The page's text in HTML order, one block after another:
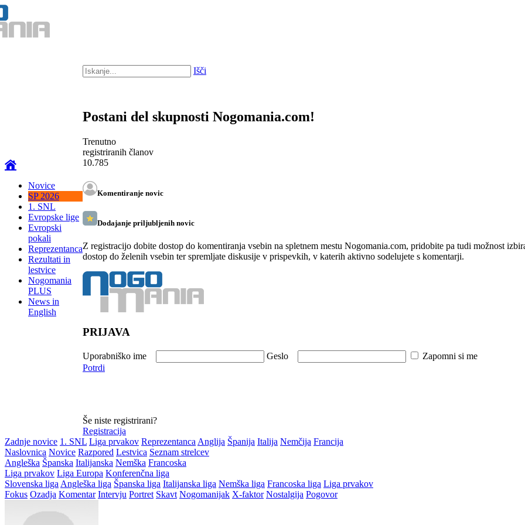
Novice
SP 2026
1. SNL
Evropske lige
Evropski
pokali
Reprezentanca
Rezultati in
lestvice
Nogomania
PLUS
News in
English
Išči
Postani del skupnosti Nogomania.com!
Trenutno
registriranih članov
10.785
Komentiranje novic
Dodajanje priljubljenih novic
Z registracijo dobite dostop do komentiranja vsebin na spletnem mestu Nogomania.com, pridobite pa tudi možnost
dostop do želenih vsebin ter spremljate diskusije v prispevkih, v katerih aktivno sodelujete s komentarji.
PRIJAVA
Uporabniško ime Geslo Zapomni si me
Potrdi
Še niste registrirani?
Registracija
Zadnje novice 1. SNL Liga prvakov Reprezentanca Anglija Španija Italija Nemčija Francija
Naslovnica Novice Razpored Lestvica Seznam strelcev
Angleška Španska Italijanska Nemška Francoska
Liga prvakov Liga Europa Konferenčna liga
Slovenska liga Angleška liga Španska liga Italijanska liga Nemška liga Francoska liga Liga prvakov
Fokus Ozadja Komentar Intervju Portret Skavt Nogomanijak X-faktor Nostalgija Pogovor